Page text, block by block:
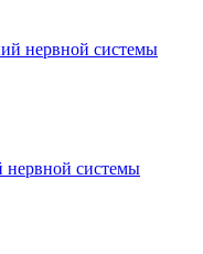
нервной системы